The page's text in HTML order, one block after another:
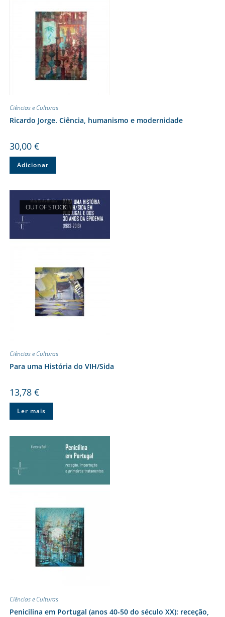
Ciências e Culturas
Ricardo Jorge. Ciência, humanismo e modernidade
30,00 €
Adicionar
OUT OF STOCK
Ciências e Culturas
Para uma História do VIH/Sida
13,78 €
Ler mais
Ciências e Culturas
Penicilina em Portugal (anos 40-50 do século XX): receção,